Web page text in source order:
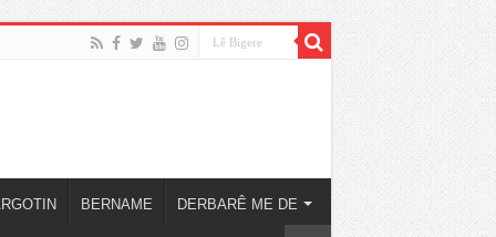
BERNAME DERBARÊ ME DE